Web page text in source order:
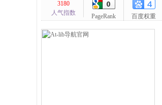
3180
人气指数
PageRank 百度权重